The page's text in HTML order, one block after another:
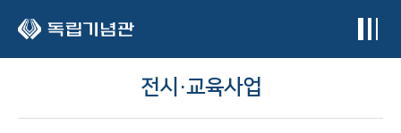
전시·교육사업